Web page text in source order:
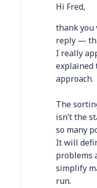
Hi Fred,
thank you
reply —
I really
explained
approach.
The
isn’t the
so many
It will
problems
simplify
run.